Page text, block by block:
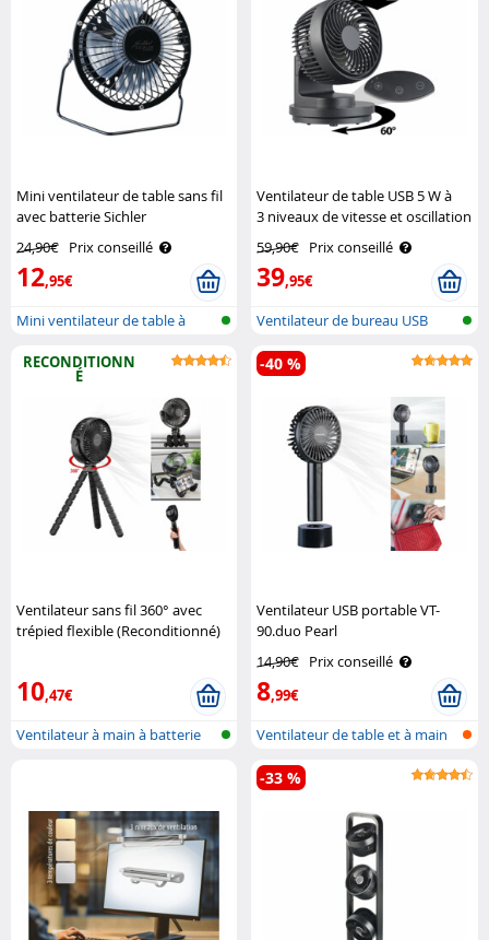
Mini ventilateur de table sans fil
avec batterie Sichler
24,90€ Prix conseillé
12,95€
Mini ventilateur de table à
Ventilateur de table USB 5 W à
3 niveaux de vitesse et oscillation
VT-120.T Sichler Haushaltsgeräte
59,90€ Prix conseillé
39,95€
Ventilateur de bureau USB
RECONDITIONN
É
Ventilateur sans fil 360° avec
trépied flexible (Reconditionné)
10,47€
Ventilateur à main à batterie
Ventilateur USB portable VT-
90.duo Pearl
14,90€ Prix conseillé
8,99€
-40 %
Ventilateur de table et à main
sans..
-33 %